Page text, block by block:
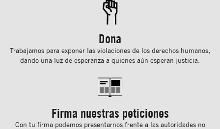
Dona
Trabajamos para exponer las violaciones de los derechos humanos,
dando una luz de esperanza a quienes aún esperan justicia.
Firma nuestras peticiones
Con tu ﬁrma podemos presentarnos frente a las autoridades no